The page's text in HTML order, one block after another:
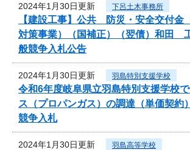
2024年1月30日更新 下呂土木事務所
【建設工事】公共 防災・安全交付金
対策事業）（国補正）（翌債）和田
般競争入札公告
2024年1月30日更新 羽島特別支援学校
令和6年度岐阜県立羽島特別支援学校
ス（プロパンガス）の調達（単価契約
競争入札
2024年1月30日更新 羽島高等学校